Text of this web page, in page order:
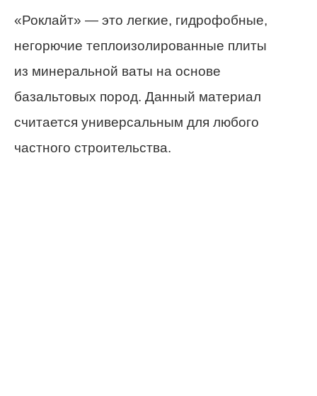
«Роклайт» — это легкие, гидрофобные,
негорючие теплоизолированные плиты
из минеральной ваты на основе
базальтовых пород. Данный материал
считается универсальным для любого
частного строительства.